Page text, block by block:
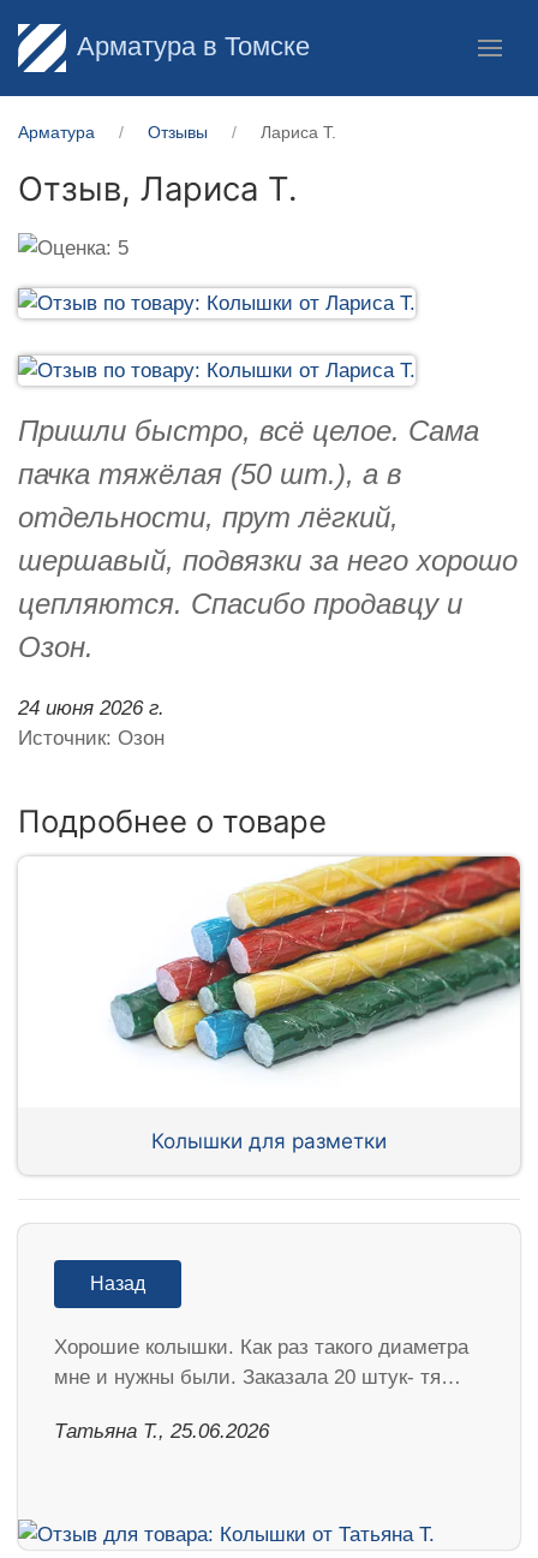
Арматура в Томске
Арматура Отзывы Лариса Т.
Отзыв, Лариса Т.
Пришли быстро, всё целое. Сама
пачка тяжёлая (50 шт.), а в
отдельности, прут лёгкий,
шершавый, подвязки за него хорошо
цепляются. Спасибо продавцу и
Озон.
24 июня 2026 г.
Источник: Озон
Подробнее о товаре
Колышки для разметки
Назад
Хорошие колышки. Как раз такого диаметра
мне и нужны были. Заказала 20 штук- тя…
Татьяна Т., 25.06.2026